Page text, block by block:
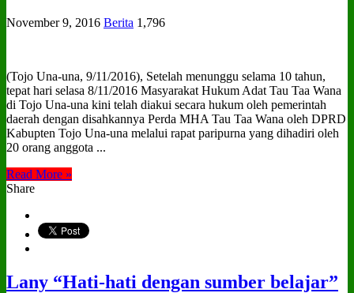
November 9, 2016 Berita 1,796
(Tojo Una-una, 9/11/2016), Setelah menunggu selama 10 tahun,
tepat hari selasa 8/11/2016 Masyarakat Hukum Adat Tau Taa Wana
di Tojo Una-una kini telah diakui secara hukum oleh pemerintah
daerah dengan disahkannya Perda MHA Tau Taa Wana oleh DPRD
Kabupten Tojo Una-una melalui rapat paripurna yang dihadiri oleh
20 orang anggota ...
Read More »
Share
Lany “Hati-hati dengan sumber belajar”